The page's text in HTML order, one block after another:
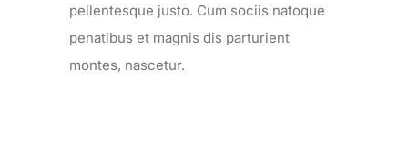
pellentesque justo. Cum sociis natoque
penatibus et magnis dis parturient
montes, nascetur.